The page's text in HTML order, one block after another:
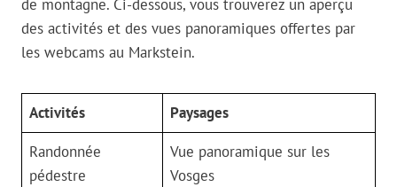
de montagne. Ci-dessous, vous trouverez un aperçu
des activités et des vues panoramiques offertes par
les webcams au Markstein.
Activités
Paysages
Randonnée
pédestre
Vue panoramique sur les
Vosges